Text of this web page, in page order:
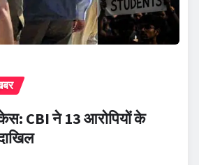
CBI ने 13 आरोपियों के